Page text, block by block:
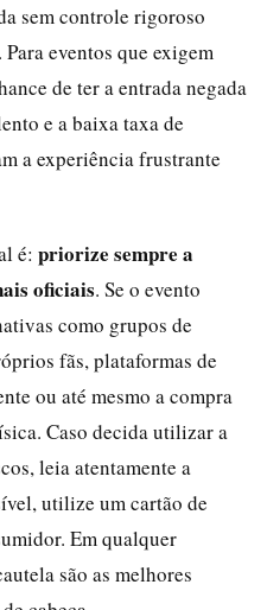
sem controle rigoroso
eventos que exigem
de ter a entrada negada
e a baixa taxa de
a experiência frustrante
é: priorize sempre a
oficiais. Se o evento
como grupos de
fãs, plataformas de
ou até mesmo a compra
Caso decida utilizar a
leia atentamente a
utilize um cartão de
Em qualquer
são as melhores